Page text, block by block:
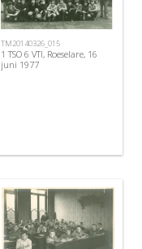
TM20140326_015
1 TSO 6 VTI, Roeselare, 16
juni 1977